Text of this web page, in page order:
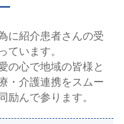
に紹介患者さんの受
ています。
の心で地域の皆様と
・介護連携をスムー
励んで参ります。